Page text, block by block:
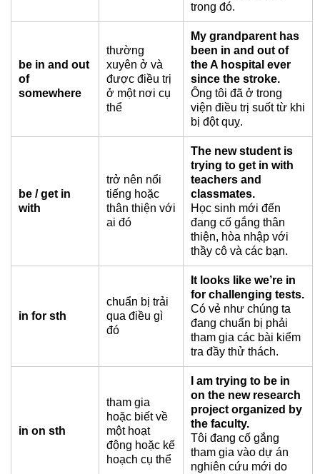
trong đó.
be in and out
of
somewhere
thường
xuyên ở và
được điều trị
ở một nơi cụ
thể
My grandparent has
been in and out of
the A hospital ever
since the stroke.
Ông tôi đã ở trong
viện điều trị suốt từ khi
bị đột quỵ.
be / get in
with
trở nên nổi
tiếng hoặc
thân thiện với
ai đó
The new student is
trying to get in with
teachers and
classmates.
Học sinh mới đến
đang cố gắng thân
thiện, hòa nhập với
thầy cô và các bạn.
in for sth
chuẩn bị trải
qua điều gì
đó
It looks like we’re in
for challenging tests.
Có vẻ như chúng ta
đang chuẩn bị phải
tham gia các bài kiểm
tra đầy thử thách.
in on sth
tham gia
hoặc biết về
một hoạt
động hoặc kế
hoạch cụ thể
I am trying to be in
on the new research
project organized by
the faculty.
Tôi đang cố gắng
tham gia vào dự án
nghiên cứu mới do